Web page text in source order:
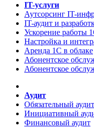
IT-услуги
Аутсорсинг IT-
IT-аудит и
Ускорение работы
Настройка и
Аренда 1С в облаке
Абонентское
Абонентское
Аудит
Обязательный аудит
Инициативный
Финансовый аудит